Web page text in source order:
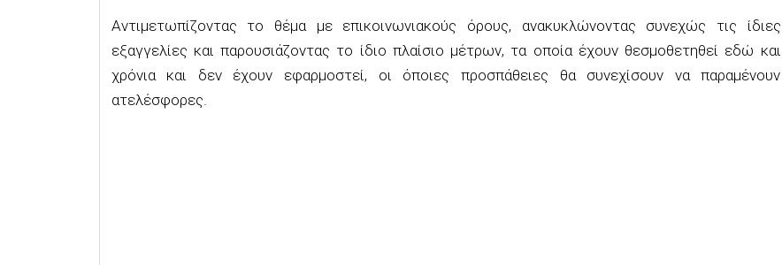
Αντιμετωπίζοντας το θέμα με επικοινωνιακούς όρους, ανακυκλώνοντας συνεχώς τις ίδιες
εξαγγελίες και παρουσιάζοντας το ίδιο πλαίσιο μέτρων, τα οποία έχουν θεσμοθετηθεί εδώ και
χρόνια και δεν έχουν εφαρμοστεί, οι όποιες προσπάθειες θα συνεχίσουν να παραμένουν
ατελέσφορες.